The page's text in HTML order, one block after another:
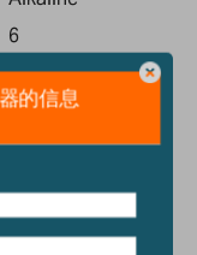
6
12VAC 150mA
batteries
0° to 40°C / 32°
to 104°F